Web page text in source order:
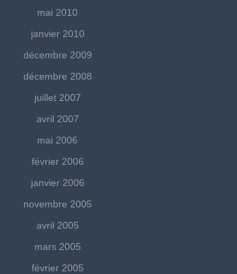
mai 2010
janvier 2010
décembre 2009
décembre 2008
juillet 2007
avril 2007
mai 2006
février 2006
janvier 2006
novembre 2005
avril 2005
mars 2005
février 2005